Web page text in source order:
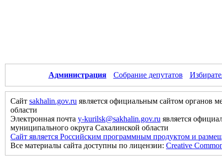
Администрация Собрание депутатов
Сайт sakhalin.gov.ru является официальным сайтом органов
области
Электронная почта y-kurilsk@sakhalin.gov.ru является
муниципального округа Сахалинской области
Сайт является Российским программным продуктом и
Все материалы сайта доступны по лицензии: Creative